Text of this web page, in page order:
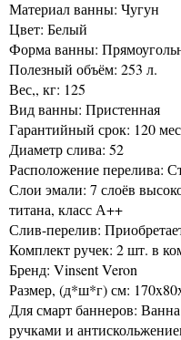
Материал ванны: Чугун
Цвет: Белый
Форма ванны:
Полезный объём: 253 л.
Вес,, кг: 125
Вид ванны: Пристенная
Гарантийный срок: 120
Диаметр слива: 52
Расположение перелива:
Слои эмали: 7 слоёв
титана, класс А++
Слив-перелив:
Комплект ручек: 2 шт. в
Бренд: Vinsent Veron
Размер, (д*ш*г) см:
Для смарт баннеров:
ручками и